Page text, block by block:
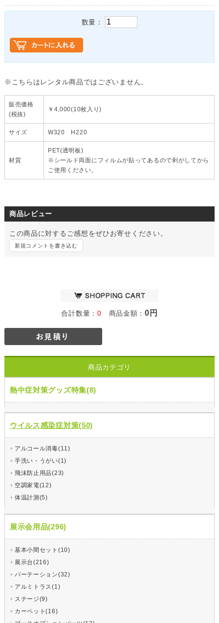
数量：
※こちらはレンタル商品ではございません。
販売価格
(税抜)
￥4,000(10枚入り)
サイズ W320 H220
材質
PET(透明板)
※シールド両面にフィルムが貼ってあるので剥がしてから
ご使用ください。
商品レビュー
この商品に対するご感想をぜひお寄せください。
新規コメントを書き込む
合計数量： 0 商品金額：0円
商品カテゴリ
熱中症対策グッズ特集(8)
ウイルス感染症対策(50)
アルコール消毒(11)
手洗い・うがい(1)
飛沫防止用品(23)
空調家電(12)
体温計測(5)
展示会用品(296)
基本小間セット(10)
展示台(216)
パーテーション(32)
アルミトラス(1)
ステージ(9)
カーペット(16)